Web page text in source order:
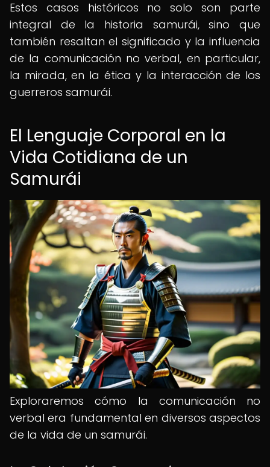
Estos casos históricos no solo son parte
integral de la historia samurái, sino que
también resaltan el significado y la influencia
de la comunicación no verbal, en particular,
la mirada, en la ética y la interacción de los
guerreros samurái.
El Lenguaje Corporal en la
Vida Cotidiana de un
Samurái
Exploraremos cómo la comunicación no
verbal era fundamental en diversos aspectos
de la vida de un samurái.